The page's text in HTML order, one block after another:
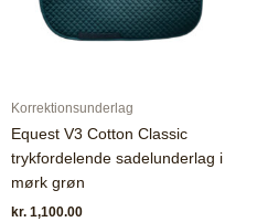
Korrektionsunderlag
Equest V3 Cotton Classic
trykfordelende sadelunderlag i
mørk grøn
kr. 1,100.00